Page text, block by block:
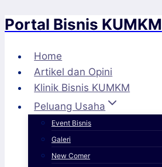
Skip
content
Portal Bisnis KUMKM
Home
Artikel dan Opini
Klinik Bisnis KUMKM
Peluang Usaha
Event Bisnis
Galeri
New Comer